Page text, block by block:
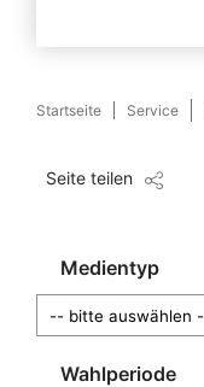
Startseite Service
Seite teilen
Medientyp
Wahlperiode